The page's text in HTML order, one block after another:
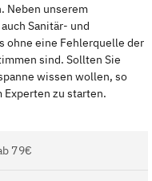
Neben unserem
Sanitär- und
ohne eine Fehlerquelle der
sind. Sollten Sie
wissen wollen, so
Experten zu starten.
79€